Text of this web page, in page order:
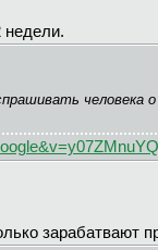
недели.
человека
зарабатвают